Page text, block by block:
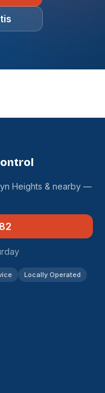
Heights & nearby —
Locally Operated